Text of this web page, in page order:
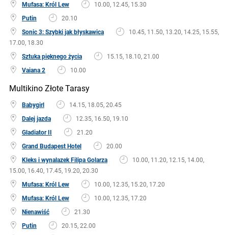
Mufasa: Król Lew
10.00, 12.45, 15.30
Putin
20.10
Sonic 3: Szybki jak błyskawica
10.45, 11.50, 13.20, 14.25, 15.55,
17.00, 18.30
Sztuka pięknego życia
15.15, 18.10, 21.00
Vaiana 2
10.00
Multikino Złote Tarasy
Babygirl
14.15, 18.05, 20.45
Dalej jazda
12.35, 16.50, 19.10
Gladiator II
21.20
Grand Budapest Hotel
20.00
Kleks i wynalazek Filipa Golarza
10.00, 11.20, 12.15, 14.00,
15.00, 16.40, 17.45, 19.20, 20.30
Mufasa: Król Lew
10.00, 12.35, 15.20, 17.20
Mufasa: Król Lew
10.00, 12.35, 17.20
Nienawiść
21.30
Putin
20.15, 22.00